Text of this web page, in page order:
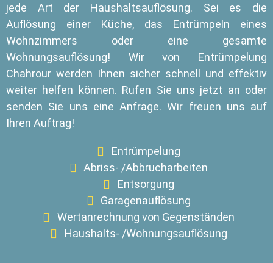
jede Art der Haushaltsauflösung. Sei es die
Auflösung einer Küche, das Entrümpeln eines
Wohnzimmers oder eine gesamte
Wohnungsauflösung! Wir von Entrümpelung
Chahrour werden Ihnen sicher schnell und effektiv
weiter helfen können. Rufen Sie uns jetzt an oder
senden Sie uns eine Anfrage. Wir freuen uns auf
Ihren Auftrag!
Entrümpelung
Abriss- /Abbrucharbeiten
Entsorgung
Garagenauflösung
Wertanrechnung von Gegenständen
Haushalts- /Wohnungsauflösung